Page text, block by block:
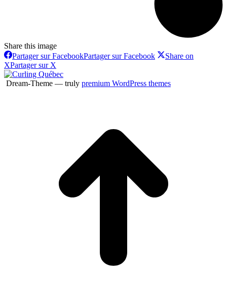
Share this image
Partager sur FacebookPartager sur Facebook
Share on
XPartager sur X
Dream-Theme — truly premium WordPress themes